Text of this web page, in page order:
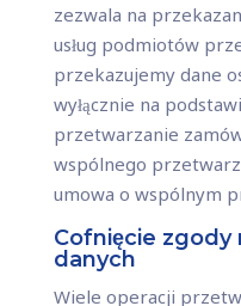
zezwala na
usług podmiotów
przekazujemy dane
wyłącznie na
przetwarzanie
wspólnego
umowa o wspólnym
Cofnięcie zgody
danych
Wiele operacji